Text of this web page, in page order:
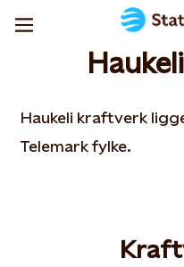
Haukeli kraftverk
Telemark fylke.